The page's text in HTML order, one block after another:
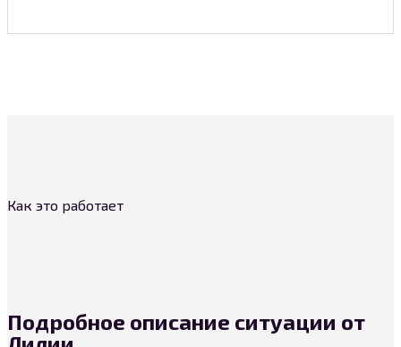
Как это работает
Подробное описание ситуации от